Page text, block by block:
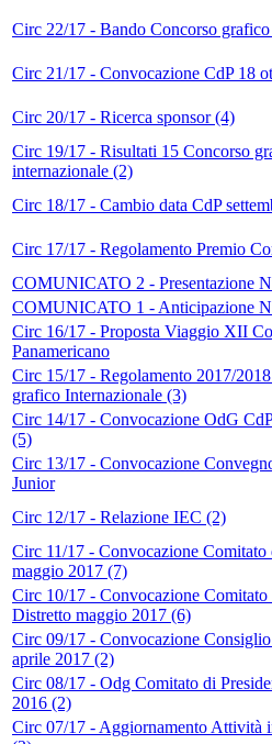
Circ 22/17 - Bando Concorso
Circ 21/17 - Convocazione CdP 18
Circ 20/17 - Ricerca sponsor (4)
Circ 19/17 - Risultati 15 Concorso
internazionale (2)
Circ 18/17 - Cambio data CdP
Circ 17/17 - Regolamento Premio
COMUNICATO 2 - Presentazione
COMUNICATO 1 - Anticipazione
Circ 16/17 - Proposta Viaggio XII
Panamericano
Circ 15/17 - Regolamento 2017/
grafico Internazionale (3)
Circ 14/17 - Convocazione OdG
(5)
Circ 13/17 - Convocazione
Junior
Circ 12/17 - Relazione IEC (2)
Circ 11/17 - Convocazione Comitato
maggio 2017 (7)
Circ 10/17 - Convocazione Comitato
Distretto maggio 2017 (6)
Circ 09/17 - Convocazione
aprile 2017 (2)
Circ 08/17 - Odg Comitato di
2016 (2)
Circ 07/17 - Aggiornamento Attività